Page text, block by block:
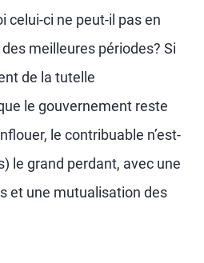
celui-ci ne peut-il pas en
meilleures périodes? Si
de la tutelle
le gouvernement reste
le contribuable n’est-
le grand perdant, avec une
et une mutualisation des